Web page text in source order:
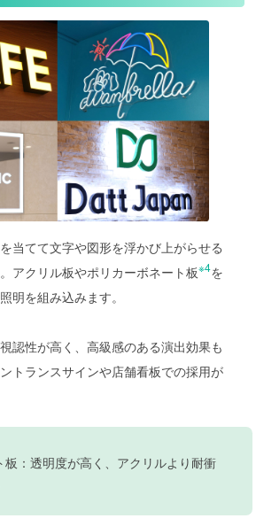
当てて文字や図形を浮かび上がらせる
アクリル板やポリカーボネート板※4を
明を組み込みます。
認性が高く、高級感のある演出効果も
トランスサインや店舗看板での採用が
：透明度が高く、アクリルより耐衝